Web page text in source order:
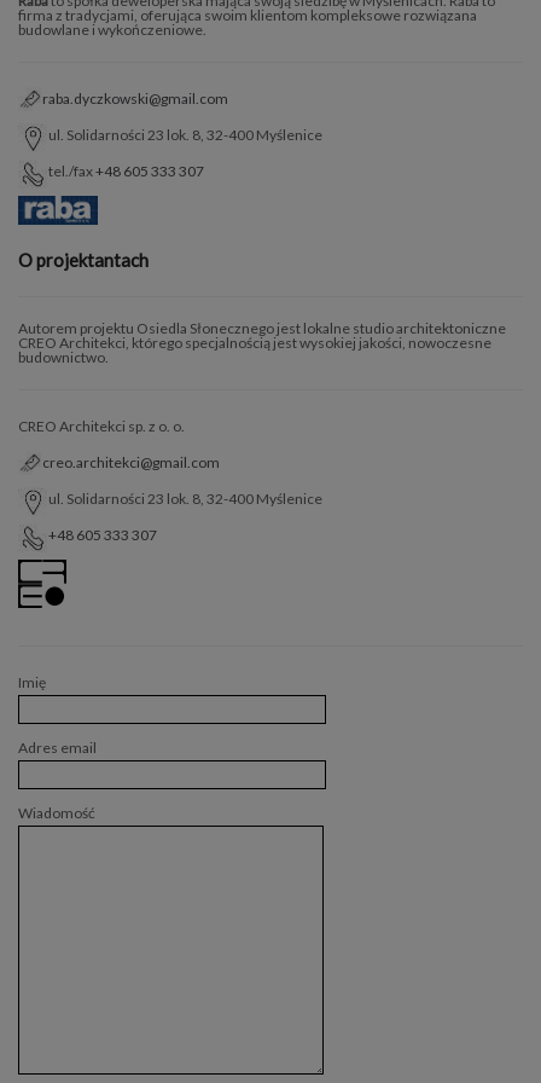
firma z tradycjami, oferująca swoim klientom kompleksowe rozwiązana
budowlane i wykończeniowe.
raba.dyczkowski@gmail.com
ul. Solidarności 23 lok. 8, 32-400 Myślenice
tel./fax+48 605 333 307
O projektantach
Autorem projektu Osiedla Słonecznego jest lokalne studio architektoniczne
CREO Architekci, którego specjalnością jest wysokiej jakości, nowoczesne
budownictwo.
CREO Architekci sp. z o. o.
creo.architekci@gmail.com
ul. Solidarności 23 lok. 8, 32-400 Myślenice
+48 605 333 307
Imię
Adres email
Wiadomość